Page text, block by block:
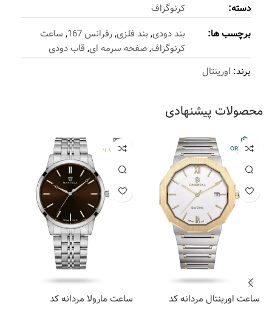
دسته:
کرنوگراف
برچسب ها:
بند دودی, بند فلزی,رفرانس 167 , ساعت
کرنوگراف,صفحه سرمه ای, قاب دودی
برند: اورینتال
محصولات پیشنهادی
ساعت اورینتال مردانه کد
ساعت مارولا مردانه کد